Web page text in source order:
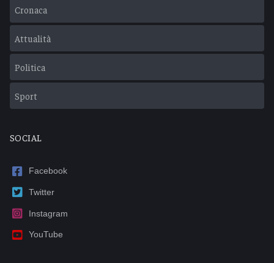
Cronaca
Attualità
Politica
Sport
SOCIAL
Facebook
Twitter
Instagram
YouTube